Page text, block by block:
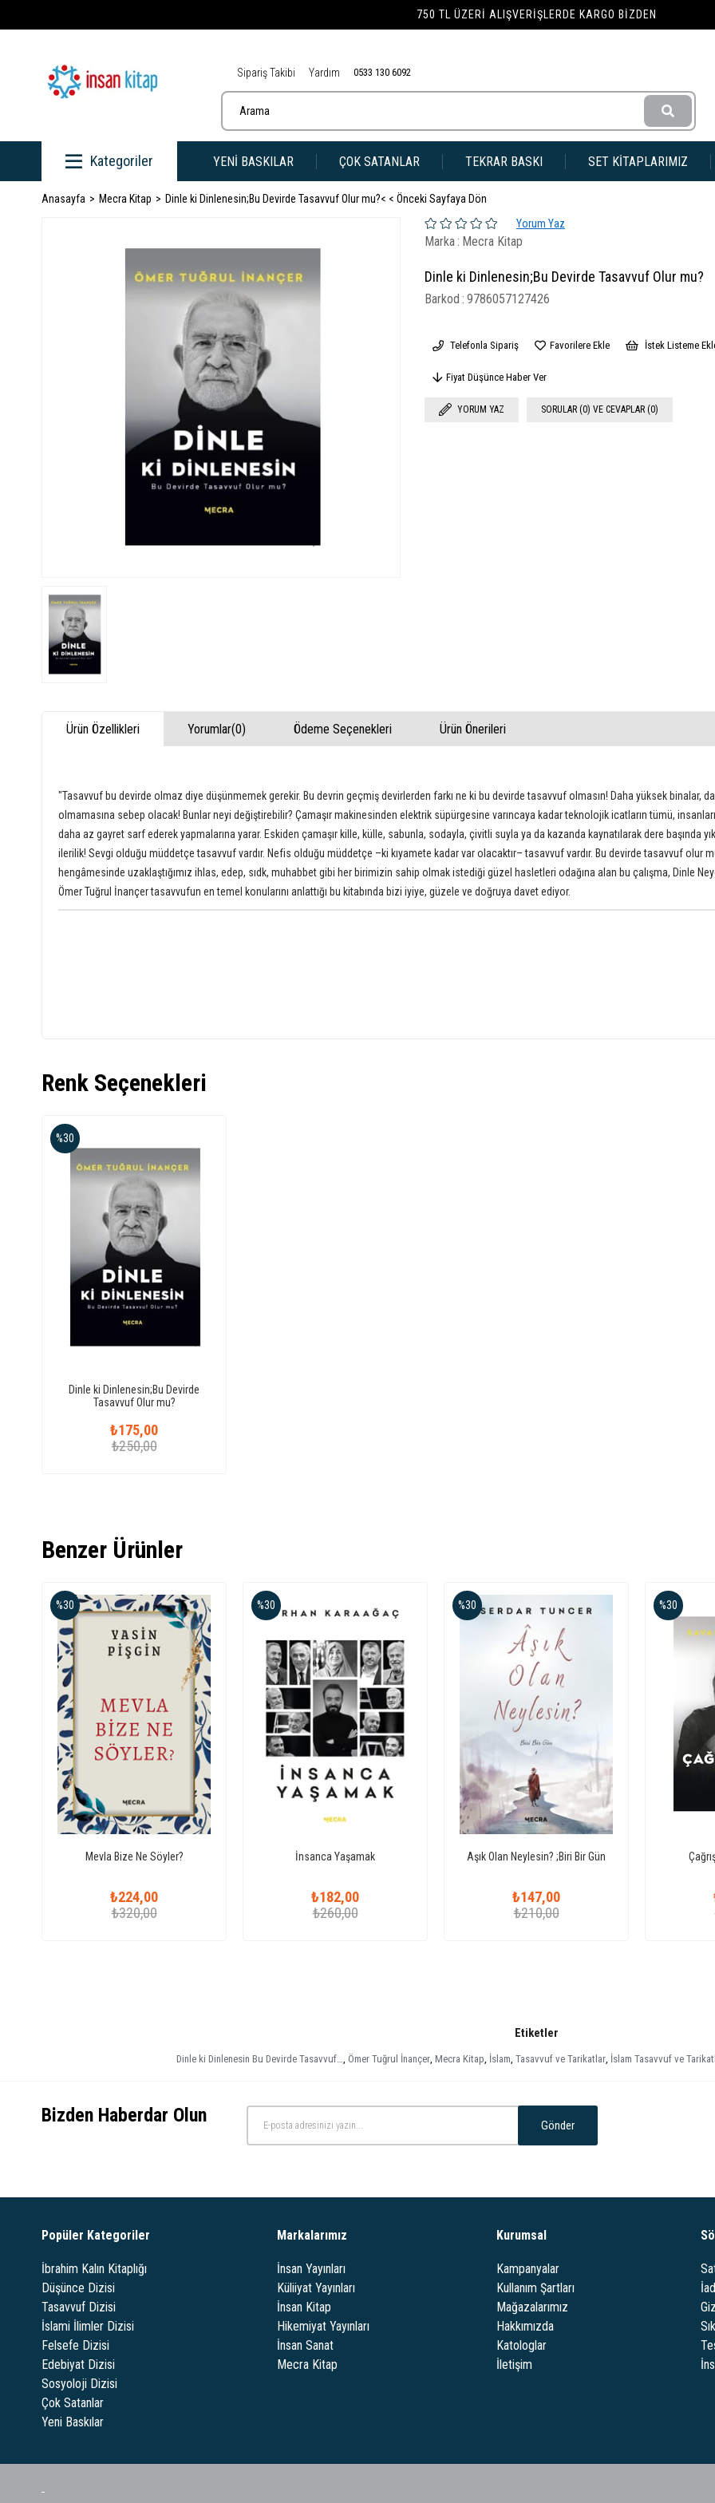
750 TL ÜZERI ALIŞVERIŞLERDE KARGO BIZDEN
Sipariş Takibi Yardım 0533 130 6092
YENİ BASKILAR ÇOK SATANLAR TEKRAR BASKI SET KİTAPLARIMIZ
Kategoriler
Anasayfa Mecra Kitap Dinle ki Dinlenesin;Bu Devirde Tasavvuf Olur mu?< < Önceki Sayfaya Dön
Yorum Yaz
Marka: Mecra Kitap
Dinle ki Dinlenesin;Bu Devirde Tasavvuf Olur mu?
Barkod : 9786057127426
Telefonla Sipariş Favorilere Ekle İstek Listeme
Fiyat Düşünce Haber Ver
YORUM YAZ SORULAR (0) VE CEVAPLAR (0)
Ürün Özellikleri Yorumlar(0) Ödeme Seçenekleri Ürün Önerileri
"Tasavvuf bu devirde olmaz diye düşünmemek gerekir. Bu devrin geçmiş devirlerden farkı ne ki bu devirde tasavvuf olmasın! Daha yüksek binalar,
olmamasına sebep olacak! Bunlar neyi değiştirebilir? Çamaşır makinesinden elektrik süpürgesine varıncaya kadar teknolojik icatların tümü,
daha az gayret sarf ederek yapmalarına yarar. Eskiden çamaşır kille, külle, sabunla, sodayla, çivitli suyla ya da kazanda kaynatılarak dere başında
ilerilik! Sevgi olduğu müddetçe tasavvuf vardır. Nefis olduğu müddetçe –ki kıyamete kadar var olacaktır– tasavvuf vardır. Bu devirde tasavvuf olur mu
hengâmesinde uzaklaştığımız ihlas, edep, sıdk, muhabbet gibi her birimizin sahip olmak istediği güzel hasletleri odağına alan bu çalışma, Dinle
Ömer Tuğrul İnançer tasavvufun en temel konularını anlattığı bu kitabında bizi iyiye, güzele ve doğruya davet ediyor.
Renk Seçenekleri
Dinle ki Dinlenesin;Bu Devirde
Tasavvuf Olur mu?
₺175,00
₺250,00
%30
Benzer Ürünler
Mevla Bize Ne Söyler?
₺224,00
₺320,00
%30
İnsanca Yaşamak
₺182,00
₺260,00
%30
Aşık Olan Neylesin? ;Biri Bir Gün
₺147,00
₺210,00
%30 %30
Etiketler
Dinle ki Dinlenesin Bu Devirde Tasavvuf…, Ömer Tuğrul İnançer, Mecra Kitap, İslam, Tasavvuf ve Tarikatlar, İslam Tasavvuf ve
Bizden Haberdar Olun Gönder
Popüler Kategoriler
İbrahim Kalın Kitaplığı
Düşünce Dizisi
Tasavvuf Dizisi
İslami İlimler Dizisi
Felsefe Dizisi
Edebiyat Dizisi
Sosyoloji Dizisi
Çok Satanlar
Yeni Baskılar
Markalarımız
İnsan Yayınları
Küliiyat Yayınları
İnsan Kitap
Hikemiyat Yayınları
İnsan Sanat
Mecra Kitap
Kurumsal
Kampanyalar
Kullanım Şartları
Mağazalarımız
Hakkımızda
Katologlar
İletişim